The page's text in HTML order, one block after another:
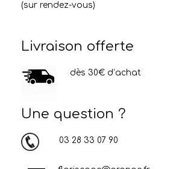
(sur rendez-vous)
Livraison offerte
dès 30€ d’achat
Une question ?
03 28 33 07 90